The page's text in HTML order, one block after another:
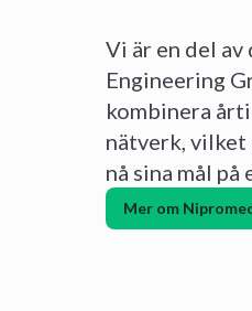
Vi är en del
Engineering
kombinera
nätverk, vilket
nå sina mål
Mer om